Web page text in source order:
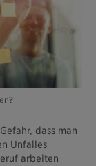
dass man
Unfalles
arbeiten